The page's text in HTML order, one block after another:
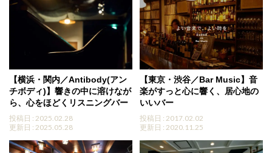
【横浜・関内／Antibody(アン
チボディ)】響きの中に溶けなが
ら、心をほどくリスニングバー
投稿日 : 2025.02.28
更新日 : 2025.05.28
【東京・渋谷／Bar Music】音
楽がすっと心に響く、居心地の
いいバー
投稿日 : 2017.02.02
更新日 : 2020.11.25